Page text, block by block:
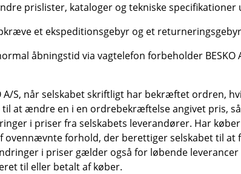
prislister, kataloger og tekniske specifikationer
et ekspeditionsgebyr og et
åbningstid via vagtelefon forbeholder
A/S, når selskabet skriftligt har bekræftet ordren,
til at ændre en i en ordrebekræftelse angivet
i priser fra selskabets leverandører. Har
ovennævnte forhold, der berettiger selskabet til
i priser gælder også for løbende
til eller betalt af køber.